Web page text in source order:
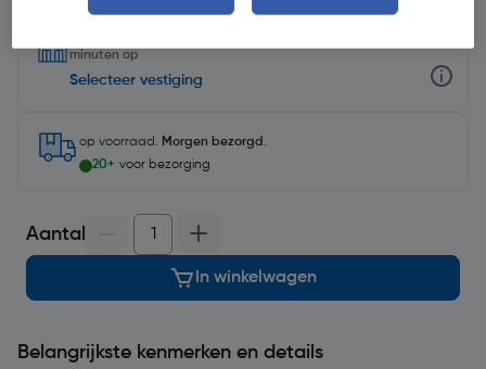
minuten op
Selecteer vestiging
op voorraad. Morgen bezorgd .
20+ voor bezorging
Aantal
In winkelwagen
Belangrijkste kenmerken en details